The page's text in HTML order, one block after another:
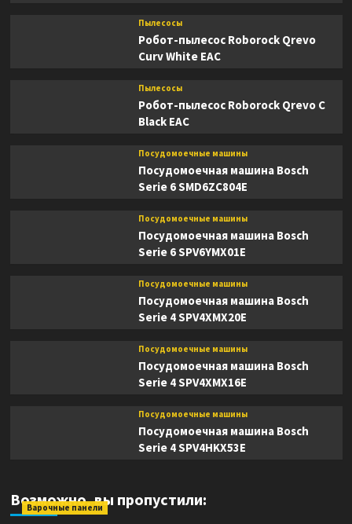
Пылесосы
Робот-пылесос Roborock Qrevo
Curv White EAC
Пылесосы
Робот-пылесос Roborock Qrevo C
Black EAC
Посудомоечные машины
Посудомоечная машина Bosch
Serie 6 SMD6ZC804E
Посудомоечные машины
Посудомоечная машина Bosch
Serie 6 SPV6YMX01E
Посудомоечные машины
Посудомоечная машина Bosch
Serie 4 SPV4XMX20E
Посудомоечные машины
Посудомоечная машина Bosch
Serie 4 SPV4XMX16E
Посудомоечные машины
Посудомоечная машина Bosch
Serie 4 SPV4HKX53E
Возможно, вы пропустили:
Варочные панели